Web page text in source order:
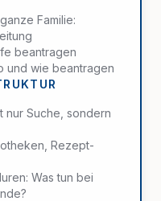
Familie:
beantragen
und wie beantragen
nur Suche, sondern
Rezept-
Was tun bei